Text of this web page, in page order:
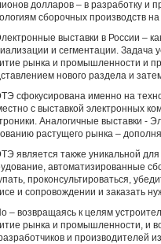
долларов – в разработку и
сборочных производств
выставки в России –
и сегментации. Задача
рынка и промышленности и
нового раздела и
сфокусирована именно на
с выставкой электронных
Аналогичные выставки -
растущего рынка –
является также уникальной
автоматизированные
проконсультироваться,
и сопровождении и заказать
– возвращаясь к целям
рынка и промышленности, и
и производителей